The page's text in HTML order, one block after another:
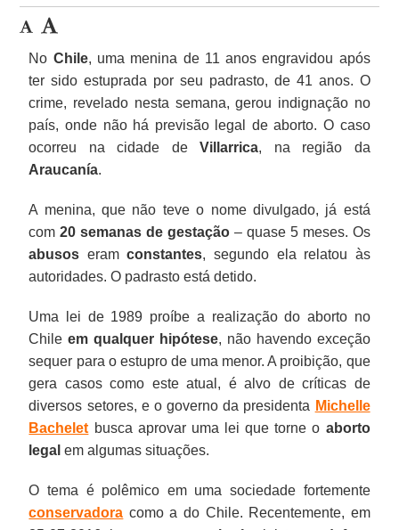
No Chile, uma menina de 11 anos engravidou após
ter sido estuprada por seu padrasto, de 41 anos. O
crime, revelado nesta semana, gerou indignação no
país, onde não há previsão legal de aborto. O caso
ocorreu na cidade deVillarrica, na região da
Araucanía.
A menina, que não teve o nome divulgado, já está
com20 semanas de gestação – quase 5 meses. Os
abusos eramconstantes, segundo ela relatou às
autoridades. O padrasto está detido.
Uma lei de 1989 proíbe a realização do aborto no
Chileem qualquer hipótese, não havendo exceção
sequer para o estupro de uma menor. A proibição, que
gera casos como este atual, é alvo de críticas de
diversos setores, e o governo da presidenta Michelle
Bachelet busca aprovar uma lei que torne o aborto
legal em algumas situações.
O tema é polêmico em uma sociedade fortemente
conservadora como a do Chile. Recentemente, em